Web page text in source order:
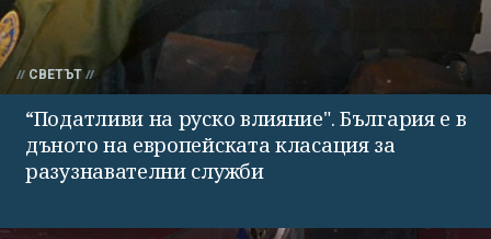
СВЕТЪТ
“Податливи на руско влияние". България е в
дъното на европейската класация за
разузнавателни служби